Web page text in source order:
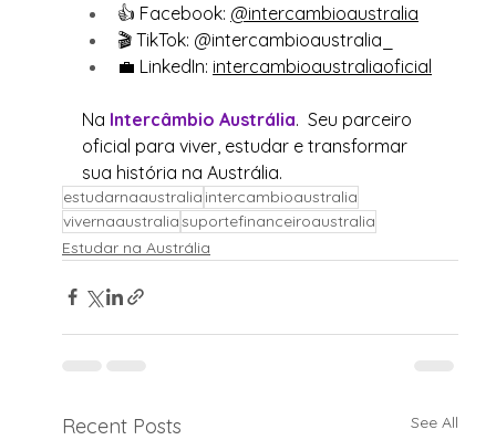
👍 Facebook: @intercambioaustralia
🎬 TikTok: @intercambioaustralia_
💼 LinkedIn: intercambioaustraliaoficial
Na Intercâmbio Austrália.  Seu parceiro
oficial para viver, estudar e transformar
sua história na Austrália.
estudarnaaustralia intercambioaustralia
vivernaaustraliasuportefinanceiroaustralia
Estudar na Austrália
Recent Posts See All